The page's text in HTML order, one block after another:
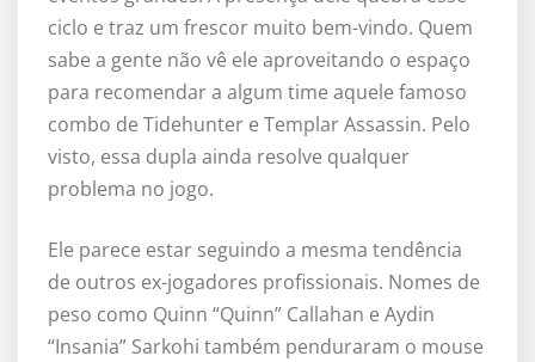
ciclo e traz um frescor muito bem-vindo. Quem
sabe a gente não vê ele aproveitando o espaço
para recomendar a algum time aquele famoso
combo de Tidehunter e Templar Assassin. Pelo
visto, essa dupla ainda resolve qualquer
problema no jogo.
Ele parece estar seguindo a mesma tendência
de outros ex-jogadores profissionais. Nomes de
peso como Quinn “Quinn” Callahan e Aydin
“Insania” Sarkohi também penduraram o mouse